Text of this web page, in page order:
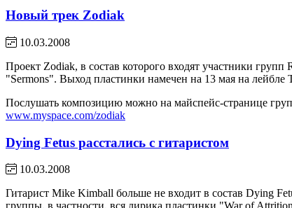
Новый трек Zodiak
10.03.2008
Проект Zodiak, в состав которого входят участники
"Sermons". Выход пластинки намечен на 13 мая на лейбле
Послушать композицию можно на майспейс-странице
www.myspace.com/zodiak
Dying Fetus расстались с гитаристом
10.03.2008
Гитарист Mike Kimball больше не входит в состав Dying